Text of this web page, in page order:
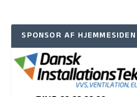
SPONSOR AF HJEMMESIDEN